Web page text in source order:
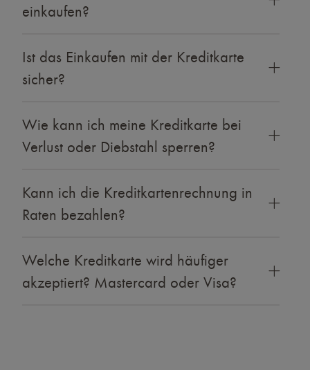
einkaufen?
Ist das Einkaufen mit der Kreditkarte
sicher?
Wie kann ich meine Kreditkarte bei
Verlust oder Diebstahl sperren?
Kann ich die Kreditkartenrechnung in
Raten bezahlen?
Welche Kreditkarte wird häufiger
akzeptiert? Mastercard oder Visa?